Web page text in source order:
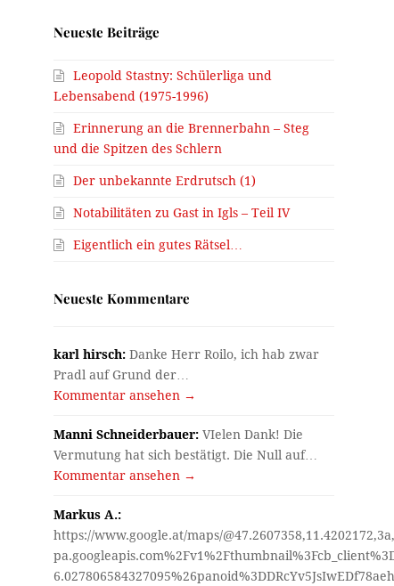
Neueste Beiträge
Leopold Stastny: Schülerliga und
Lebensabend (1975-1996)
Erinnerung an die Brennerbahn – Steg
und die Spitzen des Schlern
Der unbekannte Erdrutsch (1)
Notabilitäten zu Gast in Igls – Teil IV
Eigentlich ein gutes Rätsel…
Neueste Kommentare
karl hirsch: Danke Herr Roilo, ich hab zwar
Pradl auf Grund der…
Kommentar ansehen →
Manni Schneiderbauer: VIelen Dank! Die
Vermutung hat sich bestätigt. Die Null auf…
Kommentar ansehen →
Markus A.:
https://www.google.at/maps/